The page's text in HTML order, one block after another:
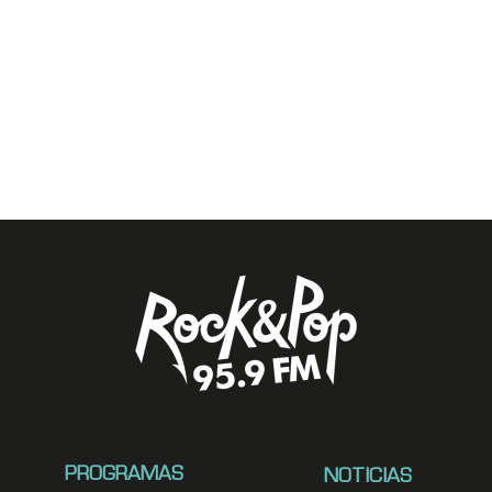
PROGRAMAS
NOTICIAS